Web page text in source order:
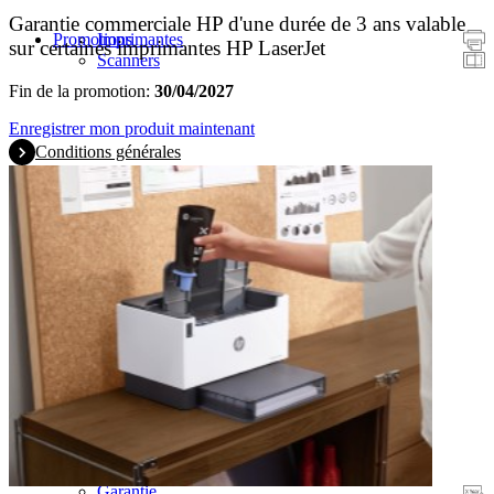
Imprimantes
Scanners
Promotions
Garantie commerciale HP d'une durée de 3 ans valable
sur certaines imprimantes HP LaserJet
Fin de la promotion: 30/04/2027
Enregistrer mon produit maintenant
Conditions générales